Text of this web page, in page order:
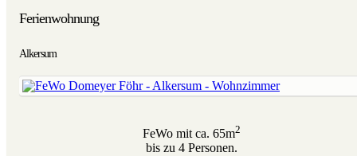
Ferienwohnung
Alkersum
FeWo mit ca. 65m2
bis zu 4 Personen.